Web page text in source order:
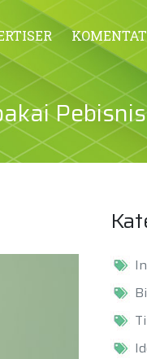
Pebisnis